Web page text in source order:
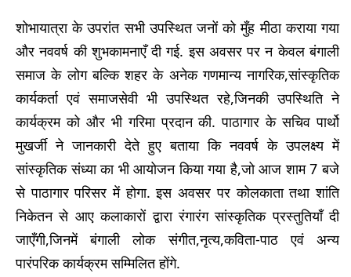
शोभायात्रा के उपरांत सभी उपस्थित जनों को मुँह मीठा कराया गया
और नववर्ष की शुभकामनाएँ दी गई. इस अवसर पर न केवल बंगाली
समाज के लोग बल्कि शहर के अनेक गणमान्य नागरिक,सांस्कृतिक
कार्यकर्ता एवं समाजसेवी भी उपस्थित रहे,जिनकी उपस्थिति ने
कार्यक्रम को और भी गरिमा प्रदान की. पाठागार के सचिव पार्थो
मुखर्जी ने जानकारी देते हुए बताया कि नववर्ष के उपलक्ष्य में
सांस्कृतिक संध्या का भी आयोजन किया गया है,जो आज शाम 7 बजे
से पाठागार परिसर में होगा. इस अवसर पर कोलकाता तथा शांति
निकेतन से आए कलाकारों द्वारा रंगारंग सांस्कृतिक प्रस्तुतियाँ दी
जाएँगी,जिनमें बंगाली लोक संगीत,नृत्य,कविता-पाठ एवं अन्य
पारंपरिक कार्यक्रम सम्मिलित होंगे.